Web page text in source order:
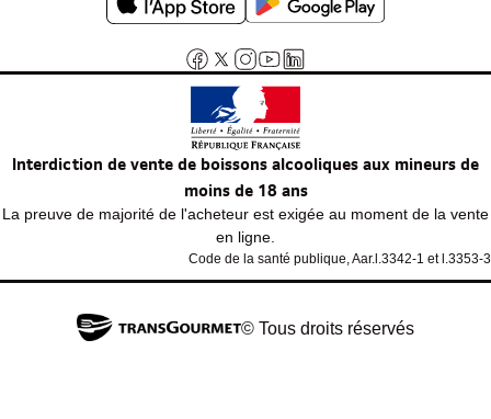
Interdiction de vente de boissons alcooliques aux mineurs de
moins de 18 ans
La preuve de majorité de l'acheteur est exigée au moment de la vente
en ligne.
Code de la santé publique, Aar.l.3342-1 et l.3353-3
© Tous droits réservés